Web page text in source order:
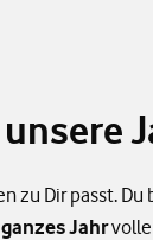
zu Dir passt.
Jahrvolle